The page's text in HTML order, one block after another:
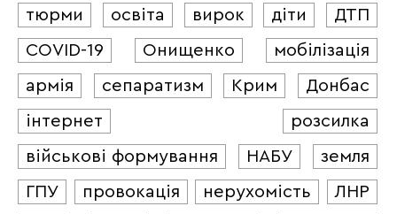
тюрми
освіта вирок діти
ДТП
COVID-19
Онищенко
мобілізація
армія
сепаратизм Крим
Донбас
інтернет
розсилка
військові формування
НАБУ
земля
ГПУ
провокація нерухомість
ЛНР